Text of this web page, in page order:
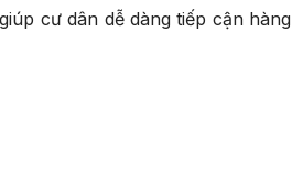
cư dân dễ dàng tiếp cận hàng